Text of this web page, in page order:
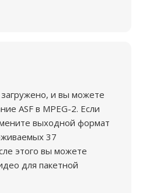
и вы можете
ASF в MPEG-2. Если
выходной формат
37
этого вы можете
для пакетной